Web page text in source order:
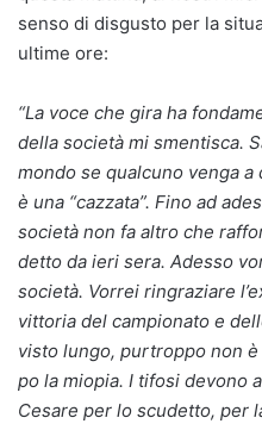
senso di disgusto per la
ultime ore:
“La voce che gira ha
della società mi smentisca.
mondo se qualcuno venga
è una “cazzata”. Fino ad
società non fa altro che
detto da ieri sera. Adesso
società. Vorrei ringraziare
vittoria del campionato e
visto lungo, purtroppo non
po la miopia. I tifosi devono
Cesare per lo scudetto, per